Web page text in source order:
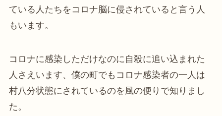
ている人たちをコロナ脳に侵されていると言う人
もいます。
コロナに感染しただけなのに自殺に追い込まれた
人さえいます、僕の町でもコロナ感染者の一人は
村八分状態にされているのを風の便りで知りまし
た。